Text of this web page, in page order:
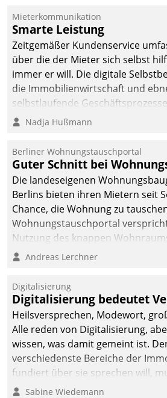
integrieren.
Mieterkommunikation
Smarte Leistung
Zeitgemäßer Kundenservice
über die der Mieter sich selbst
immer er will. Die digitale
die Immobilienwirtschaft und
selbstlaufende
Kunde und smart der
Nadja Hußmann
Berliner Wohnungstauschportal
Guter Schnitt bei
Die landeseigenen
Berlins bieten ihren Mietern seit
Chance, die Wohnung zu
Wohnungstauschportal
Nutzung des knappen
Anwendungsfall für Datatrains
Unternehmen.
Andreas Lerchner
Digitalisierung
Digitalisierung bedeutet
Heilsversprechen, Modewort,
Alle reden von Digitalisierung,
wissen, was damit gemeint ist.
verschiedenste Bereiche der
fundiert über sie sprechen will,
klären. Ein Aspekt ist die
Sabine Wiedemann